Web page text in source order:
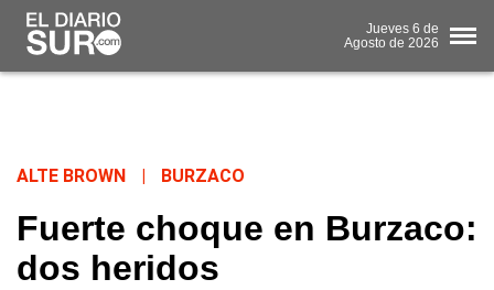
Jueves 6 de
Agosto de 2026
ALTE BROWN BURZACO
Fuerte choque en Burzaco:
dos heridos